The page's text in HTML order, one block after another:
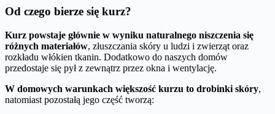
Od czego bierze się kurz?
Kurz powstaje głównie w wyniku naturalnego niszczenia się
różnych materiałów, złuszczania skóry u ludzi i zwierząt oraz
rozkładu włókien tkanin. Dodatkowo do naszych domów
przedostaje się pył z zewnątrz przez okna i wentylację.
W domowych warunkach większość kurzu to drobinki skóry,
natomiast pozostałą jego część tworzą: